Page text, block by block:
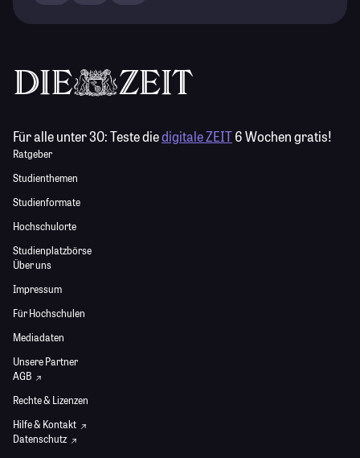
Für alle unter 30:Teste diedigitale ZEIT6 Wochen gratis!
Ratgeber
Studienthemen
Studienformate
Hochschulorte
Studienplatzbörse
Über uns
Impressum
Für Hochschulen
Mediadaten
Unsere Partner
AGB
Rechte & Lizenzen
Hilfe & Kontakt
Datenschutz